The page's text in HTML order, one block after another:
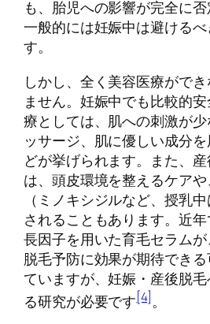
も、胎児への影響が完全に否
一般的には妊娠中は避ける
す。
しかし、全く美容医療がで
ません。妊娠中でも比較的
療としては、肌への刺激が
ッサージ、肌に優しい成分
どが挙げられます。また、
は、頭皮環境を整えるケア
（ミノキシジルなど、授乳
されることもあります。近
長因子を用いた育毛セラム
脱毛予防に効果が期待でき
ていますが、妊娠・産後脱
る研究が必要です[4]。